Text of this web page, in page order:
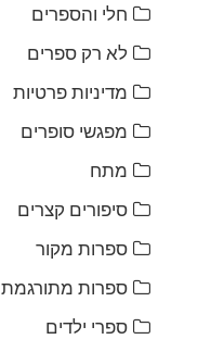
חלי והספרים
לא רק ספרים
מדיניות פרטיות
מפגשי סופרים
מתח
סיפורים קצרים
ספרות מקור
ספרות מתורגמת
ספרי ילדים